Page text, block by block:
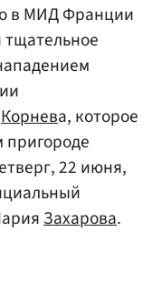
в МИД Франции
тщательное
Корнева, которое
22 июня,
Захарова.